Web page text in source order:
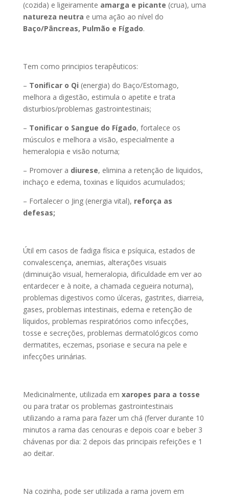
(cozida) e ligeiramente amarga e picante (crua), uma
natureza neutra e uma ação ao nível do
Baço/Pâncreas, Pulmão e Fígado.
Tem como principios terapêuticos:
– Tonificar o Qi (energia) do Baço/Estomago,
melhora a digestão, estimula o apetite e trata
disturbios/problemas gastrointestinais;
– Tonificar o Sangue do Fígado, fortalece os
músculos e melhora a visão, especialmente a
hemeralopia e visão noturna;
– Promover a diurese, elimina a retenção de liquidos,
inchaço e edema, toxinas e líquidos acumulados;
– Fortalecer o Jing (energia vital), reforça as
defesas;
Útil em casos de fadiga física e psíquica, estados de
convalescença, anemias, alterações visuais
(diminuição visual, hemeralopia, dificuldade em ver ao
entardecer e à noite, a chamada cegueira noturna),
problemas digestivos como úlceras, gastrites, diarreia,
gases, problemas intestinais, edema e retenção de
líquidos, problemas respiratórios como infecções,
tosse e secreções, problemas dermatológicos como
dermatites, eczemas, psoriase e secura na pele e
infecções urinárias.
Medicinalmente, utilizada em xaropes para a tosse
ou para tratar os problemas gastrointestinais
utilizando a rama para fazer um chá (ferver durante 10
minutos a rama das cenouras e depois coar e beber 3
chávenas por dia: 2 depois das principais refeições e 1
ao deitar.
Na cozinha, pode ser utilizada a rama jovem em